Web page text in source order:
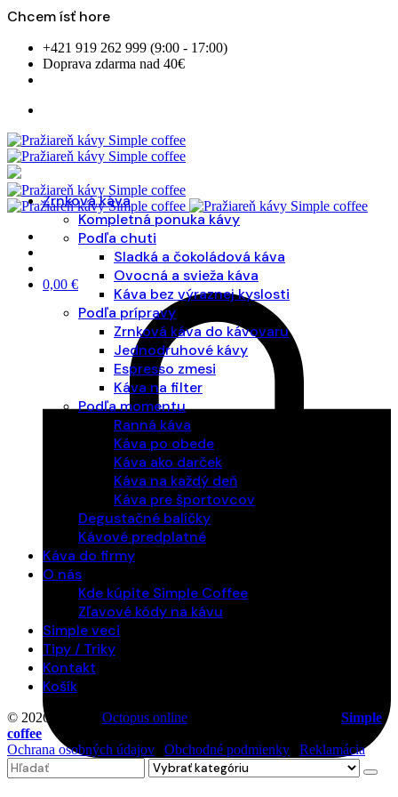
Chcem ísť hore
Skip
content
+421 919 262 999 (9:00 - 17:00)
Doprava zdarma nad 40€
0,00 €
0
Zrnková káva
Kompletná ponuka kávy
Podľa chuti
Sladká a čokoládová káva
Ovocná a svieža káva
Káva bez výraznej kyslosti
Podľa prípravy
Zrnková káva do kávovaru
Jednodruhové kávy
Espresso zmesi
Káva na filter
Podľa momentu
Ranná káva
Káva po obede
Káva ako darček
Káva na každý deň
Káva pre športovcov
Degustačné balíčky
Kávové predplatné
Káva do firmy
O nás
Kde kúpite Simple Coffee
Zľavové kódy na kávu
Simple veci
Tipy / Triky
Kontakt
Košík
© 2026 Vytvoril Octopus online
Simple
coffee
Ochrana osobných údajov
Obchodné podmienky
Reklamácia
Search
for